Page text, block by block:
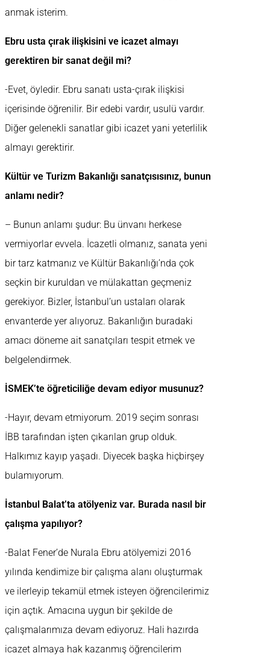
anmak isterim.
Ebru usta çırak ilişkisini ve icazet almayı
gerektiren bir sanat değil mi?
-Evet, öyledir. Ebru sanatı usta-çırak ilişkisi
içerisinde öğrenilir. Bir edebi vardır, usulü vardır.
Diğer gelenekli sanatlar gibi icazet yani yeterlilik
almayı gerektirir.
Kültür ve Turizm Bakanlığı sanatçısısınız, bunun
anlamı nedir?
– Bunun anlamı şudur: Bu ünvanı herkese
vermiyorlar evvela. İcazetli olmanız, sanata yeni
bir tarz katmanız ve Kültür Bakanlığı’nda çok
seçkin bir kuruldan ve mülakattan geçmeniz
gerekiyor. Bizler, İstanbul’un ustaları olarak
envanterde yer alıyoruz. Bakanlığın buradaki
amacı döneme ait sanatçıları tespit etmek ve
belgelendirmek.
İSMEK’te öğreticiliğe devam ediyor musunuz?
-Hayır, devam etmiyorum. 2019 seçim sonrası
İBB tarafından işten çıkarılan grup olduk.
Halkımız kayıp yaşadı. Diyecek başka hiçbirşey
bulamıyorum.
İstanbul Balat’ta atölyeniz var. Burada nasıl bir
çalışma yapılıyor?
-Balat Fener’de Nurala Ebru atölyemizi 2016
yılında kendimize bir çalışma alanı oluşturmak
ve ilerleyip tekamül etmek isteyen öğrencilerimiz
için açtık. Amacına uygun bir şekilde de
çalışmalarımıza devam ediyoruz. Hali hazırda
icazet almaya hak kazanmış öğrencilerim